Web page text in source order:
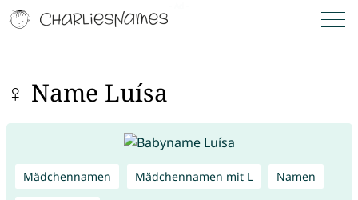
♀ Name Luísa
Mädchennamen Mädchennamen mit L Namen